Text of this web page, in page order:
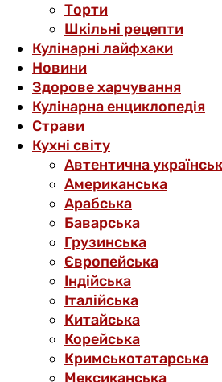
Торти
Шкільні рецепти
Кулінарні лайфхаки
Новини
Здорове харчування
Кулінарна енциклопедія
Страви
Кухні світу
Автентична
Американська
Арабська
Баварська
Грузинська
Європейська
Індійська
Італійська
Китайська
Корейська
Кримськотатарська
Мексиканська